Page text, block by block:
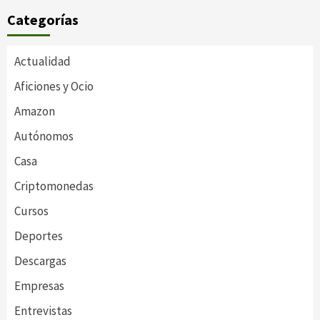
Categorías
Actualidad
Aficiones y Ocio
Amazon
Autónomos
Casa
Criptomonedas
Cursos
Deportes
Descargas
Empresas
Entrevistas